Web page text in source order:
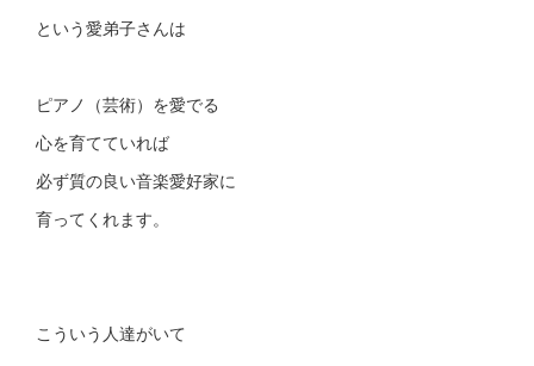
という 愛弟子さんは
ピアノ（芸術）を愛でる
心を育てていれば
必ず質の良い音楽愛好家に
育ってくれます。
こういう人達がいて